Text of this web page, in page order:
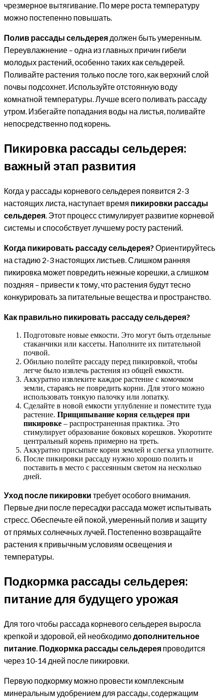
чрезмерное вытягивание. По мере роста температуру
можно постепенно повышать.
Полив рассады сельдерея должен быть умеренным.
Переувлажнение – одна из главных причин гибели
молодых растений, особенно таких как сельдерей.
Поливайте растения только после того, как верхний слой
почвы подсохнет. Используйте отстоянную воду
комнатной температуры. Лучше всего поливать рассаду
утром. Избегайте попадания воды на листья, поливайте
непосредственно под корень.
Пикировка рассады сельдерея:
важный этап развития
Когда у рассады корневого сельдерея появится 2-3
настоящих листа, наступает время пикировки рассады
сельдерея. Этот процесс стимулирует развитие корневой
системы и способствует лучшему росту растений.
Когда пикировать рассаду сельдерея? Ориентируйтесь
на стадию 2-3 настоящих листьев. Слишком ранняя
пикировка может повредить нежные корешки, а слишком
поздняя – привести к тому, что растения будут тесно
конкурировать за питательные вещества и пространство.
Как правильно пикировать рассаду сельдерея?
Подготовьте новые емкости. Это могут быть отдельные
стаканчики или кассеты. Наполните их питательной
почвой.
Обильно полейте рассаду перед пикировкой, чтобы
легче было извлечь растения из общей емкости.
Аккуратно извлеките каждое растение с комочком
земли, стараясь не повредить корни. Для этого можно
использовать тонкую палочку или лопатку.
Сделайте в новой емкости углубление и поместите туда
растение. Прищипывание корня сельдерея при
пикировке – распространенная практика. Это
стимулирует образование боковых корешков. Укоротите
центральный корень примерно на треть.
Аккуратно присыпьте корни землей и слегка уплотните.
После пикировки рассаду нужно хорошо полить и
поставить в место с рассеянным светом на несколько
дней.
Уход после пикировки требует особого внимания.
Первые дни после пересадки рассада может испытывать
стресс. Обеспечьте ей покой, умеренный полив и защиту
от прямых солнечных лучей. Постепенно возвращайте
растения к привычным условиям освещения и
температуры.
Подкормка рассады сельдерея:
питание для будущего урожая
Для того чтобы рассада корневого сельдерея выросла
крепкой и здоровой, ей необходимо дополнительное
питание Подкормка рассады сельдерея проводится
через 10-14 дней после пикировки.
Первую подкормку можно провести комплексным
минеральным удобрением для рассады, содержащим